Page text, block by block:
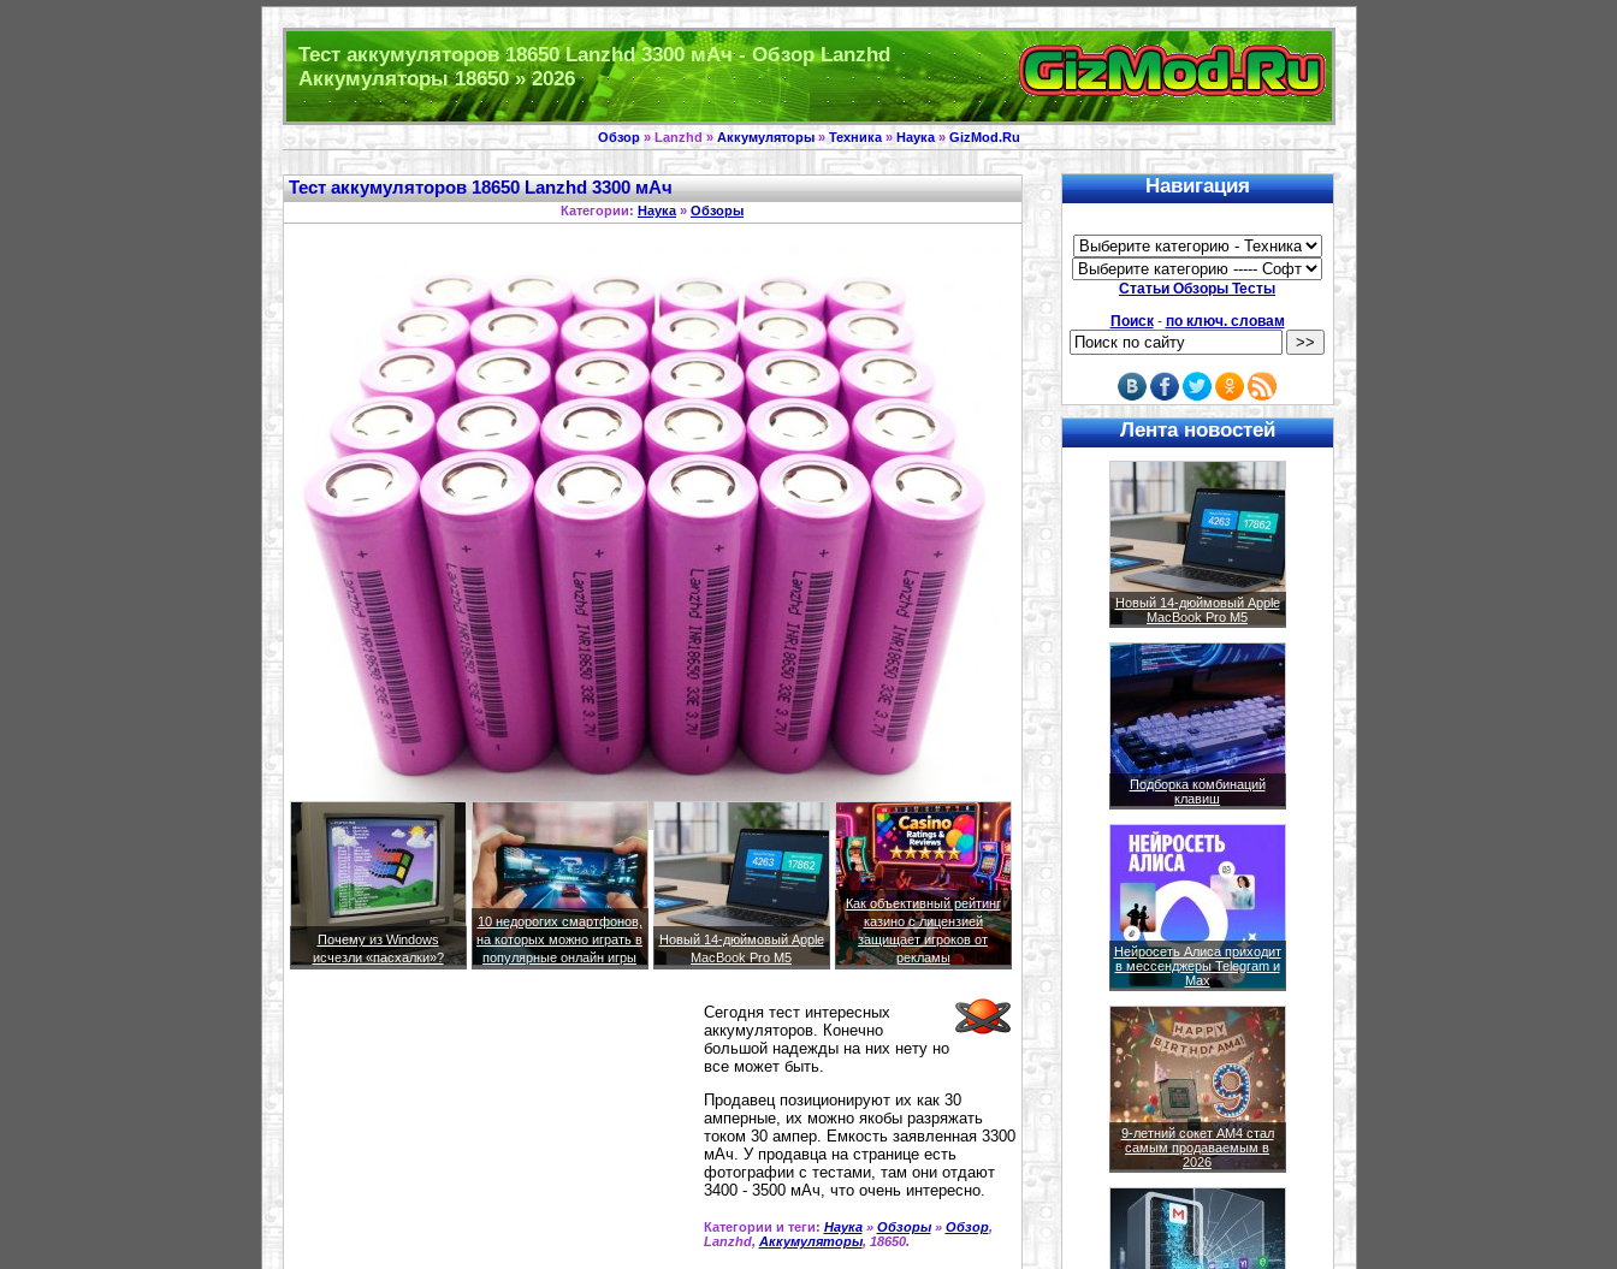
Тест аккумуляторов 18650 Lanzhd 3300 мАч - Обзор Lanzhd
Аккумуляторы 18650 » 2026
Обзор» Lanzhd » Аккумуляторы»Техника» Наука» GizMod.Ru
Тест аккумуляторов 18650 Lanzhd 3300 мАч
Категории: Наука » Обзоры
Почему из Windows
исчезли «пасхалки»?
10 недорогих смартфонов,
на которых можно играть в
популярные онлайн игры
Новый 14-дюймовый Apple
MacBook Pro M5
Как объективный рейтинг
казино с лицензией
защищает игроков от
рекламы
Сегодня тест интересных
аккумуляторов. Конечно
большой надежды на них нету но
все может быть.
Продавец позиционируют их как 30
амперные, их можно якобы разряжать
током 30 ампер. Емкость заявленная 3300
мАч. У продавца на странице есть
фотографии с тестами, там они отдают
3400 - 3500 мАч, что очень интересно.
Категории и теги: Наука» Обзоры» Обзор,
Lanzhd, Аккумуляторы, 18650.
Навигация
Статьи Обзоры Тесты
Поиск- по ключ. словам
Лента новостей
Новый 14-дюймовый Apple
MacBook Pro M5
Подборка комбинаций
клавиш
Нейросеть Алиса приходит
в мессенджеры Telegram и
Max
9-летний сокет AM4 стал
самым продаваемым в
2026